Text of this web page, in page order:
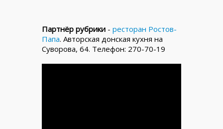
Партнёр рубрики - ресторан Ростов-
Папа. Авторская донская кухня на
Суворова, 64. Телефон: 270-70-19